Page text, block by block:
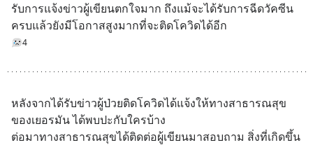
รับการแจ้งข่าวผู้เขียนตกใจมาก ถึงแม้จะได้รับการฉีดวัคซีน
ครบแล้วยังมีโอกาสสูงมากที่จะติดโควิดได้อีก
4
หลังจากได้รับข่าวผู้ป่วยติดโควิดได้แจ้งให้ทางสาธารณสุข
ของเยอรมัน ได้พบปะกับใครบ้าง
ต่อมาทางสาธารณสุขได้ติดต่อผู้เขียนมาสอบถาม สิ่งที่เกิดขึ้น